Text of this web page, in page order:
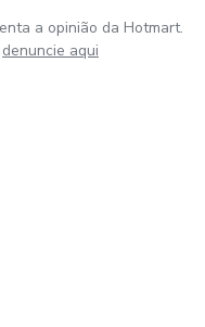
a opinião da Hotmart.
denuncie aqui